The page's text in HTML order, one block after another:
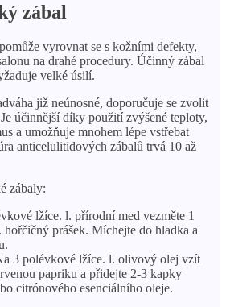
zábal
vyrovnat se s kožními defekty,
na drahé procedury. Účinný zábal
velké úsilí.
již neúnosné, doporučuje se zvolit
účinnější díky použití zvýšené teploty,
a umožňuje mnohem lépe vstřebat
anticelulitidových zábalů trvá 10 až
zábaly:
lžíce. l. přírodní med vezměte 1
prášek. Míchejte do hladka a
3 polévkové lžíce. l. olivový olej vzít
papriku a přidejte 2-3 kapky
citrónového esenciálního oleje.